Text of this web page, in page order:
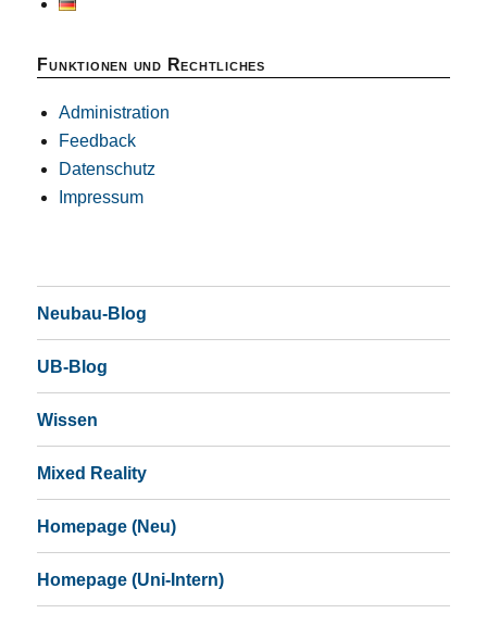
Funktionen und Rechtliches
Administration
Feedback
Datenschutz
Impressum
Neubau-Blog
UB-Blog
Wissen
Mixed Reality
Homepage (Neu)
Homepage (Uni-Intern)